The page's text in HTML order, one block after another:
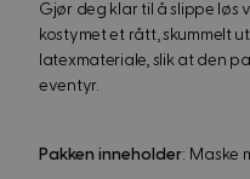
Gjør deg klar til å slippe løs
kostymet et rått, skummelt
latexmateriale, slik at den
eventyr.
Pakken inneholder: Maske